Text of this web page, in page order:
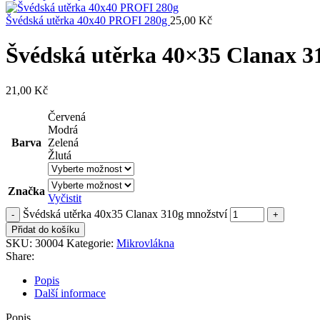
Švédská utěrka 40x40 PROFI 280g 25,00 Kč
Švédská utěrka 40×35 Clanax
21,00 Kč
Barva
Červená
Modrá
Zelená
Žlutá
Značka
Vyčistit
Švédská utěrka 40x35 Clanax 310g množství
Přidat do košíku
SKU: 30004 Kategorie: Mikrovlákna
Share:
Popis
Další informace
Popis